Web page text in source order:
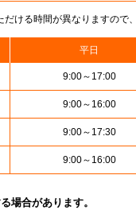
ける時間が異なりますので
平日
9:00～17:00
9:00～16:00
9:00～17:30
9:00～16:00
場合があります。